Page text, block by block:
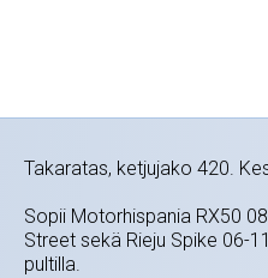
Takaratas, ketjujako 420.
Sopii Motorhispania RX50
Street sekä Rieju Spike 06-
pultilla.